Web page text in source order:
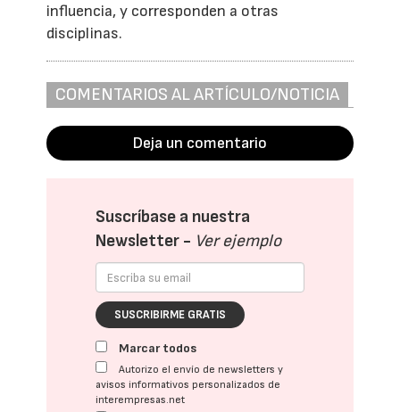
influencia, y corresponden a otras
disciplinas.
COMENTARIOS AL ARTÍCULO/NOTICIA
Deja un comentario
Suscríbase a nuestra
Newsletter - Ver ejemplo
SUSCRIBIRME GRATIS
Marcar todos
Autorizo el envío de newsletters y
avisos informativos personalizados de
interempresas.net